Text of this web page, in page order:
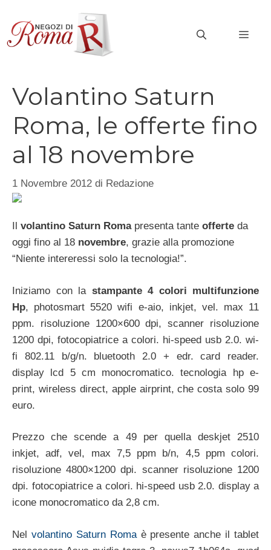
contenuto
Volantino Saturn
Roma, le offerte fino
al 18 novembre
1 Novembre 2012 di Redazione
volantino Saturn Romapresenta tante offerte da
oggi fino al 18 novembre, grazie alla promozione
“Niente intereressi solo la tecnologia!”.
Iniziamo con la stampante 4 colori multifunzione
Hp, photosmart 5520 wifi e-aio, inkjet, vel. max 11
ppm. risoluzione 1200×600 dpi, scanner risoluzione
1200 dpi, fotocopiatrice a colori. hi-speed usb 2.0. wi-
fi 802.11 b/g/n. bluetooth 2.0 + edr. card reader.
display lcd 5 cm monocromatico. tecnologia hp e-
print, wireless direct, apple airprint, che costa solo 99
euro.
Prezzo che scende a 49 per quella deskjet 2510
inkjet, adf, vel, max 7,5 ppm b/n, 4,5 ppm colori.
risoluzione 4800×1200 dpi. scanner risoluzione 1200
dpi. fotocopiatrice a colori. hi-speed usb 2.0. display a
icone monocromatico da 2,8 cm.
Nel volantino Saturn Romaè presente anche il tablet